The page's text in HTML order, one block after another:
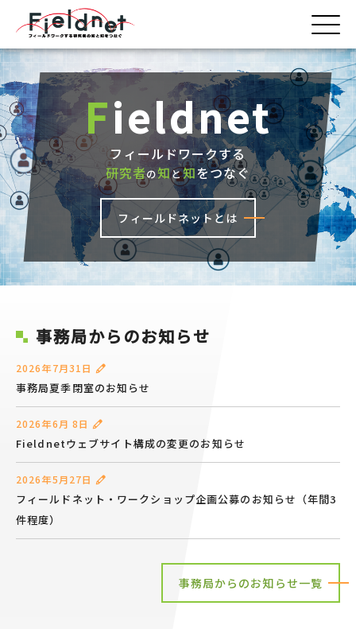
Fieldnet
フィールドワークする
研究者の知と知をつなぐ
フィールドネットとは
事務局からのお知らせ
2026年7月31日
事務局夏季閉室のお知らせ
2026年6月 8日
Fieldnetウェブサイト構成の変更のお知らせ
2026年5月27日
フィールドネット・ワークショップ企画公募のお知らせ（年間3
件程度）
事務局からのお知らせ一覧